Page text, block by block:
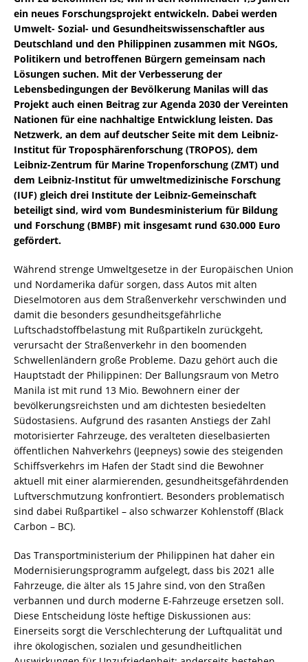
ein neues Forschungsprojekt entwickeln. Dabei werden
Umwelt- Sozial- und Gesundheitswissenschaftler aus
Deutschland und den Philippinen zusammen mit NGOs,
Politikern und betroffenen Bürgern gemeinsam nach
Lösungen suchen. Mit der Verbesserung der
Lebensbedingungen der Bevölkerung Manilas will das
Projekt auch einen Beitrag zur Agenda 2030 der Vereinten
Nationen für eine nachhaltige Entwicklung leisten. Das
Netzwerk, an dem auf deutscher Seite mit dem Leibniz-
Institut für Troposphärenforschung (TROPOS), dem
Leibniz-Zentrum für Marine Tropenforschung (ZMT) und
dem Leibniz-Institut für umweltmedizinische Forschung
(IUF) gleich drei Institute der Leibniz-Gemeinschaft
beteiligt sind, wird vom Bundesministerium für Bildung
und Forschung (BMBF) mit insgesamt rund 630.000 Euro
gefördert.
Während strenge Umweltgesetze in der Europäischen Union
und Nordamerika dafür sorgen, dass Autos mit alten
Dieselmotoren aus dem Straßenverkehr verschwinden und
damit die besonders gesundheitsgefährliche
Luftschadstoffbelastung mit Rußpartikeln zurückgeht,
verursacht der Straßenverkehr in den boomenden
Schwellenländern große Probleme. Dazu gehört auch die
Hauptstadt der Philippinen: Der Ballungsraum von Metro
Manila ist mit rund 13 Mio. Bewohnern einer der
bevölkerungsreichsten und am dichtesten besiedelten
Südostasiens. Aufgrund des rasanten Anstiegs der Zahl
motorisierter Fahrzeuge, des veralteten dieselbasierten
öffentlichen Nahverkehrs (Jeepneys) sowie des steigenden
Schiffsverkehrs im Hafen der Stadt sind die Bewohner
aktuell mit einer alarmierenden, gesundheitsgefährdenden
Luftverschmutzung konfrontiert. Besonders problematisch
sind dabei Rußpartikel – also schwarzer Kohlenstoff (Black
Carbon – BC).
Das Transportministerium der Philippinen hat daher ein
Modernisierungsprogramm aufgelegt, dass bis 2021 alle
Fahrzeuge, die älter als 15 Jahre sind, von den Straßen
verbannen und durch moderne E-Fahrzeuge ersetzen soll.
Diese Entscheidung löste heftige Diskussionen aus:
Einerseits sorgt die Verschlechterung der Luftqualität und
ihre ökologischen, sozialen und gesundheitlichen